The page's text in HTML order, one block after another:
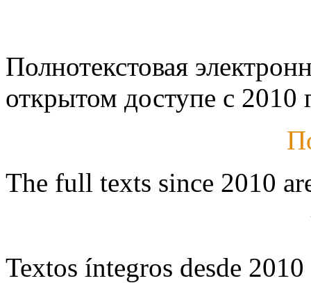
Полнотекстовая
открытом доступе с 2010
The full texts since 2010
Textos íntegros desde